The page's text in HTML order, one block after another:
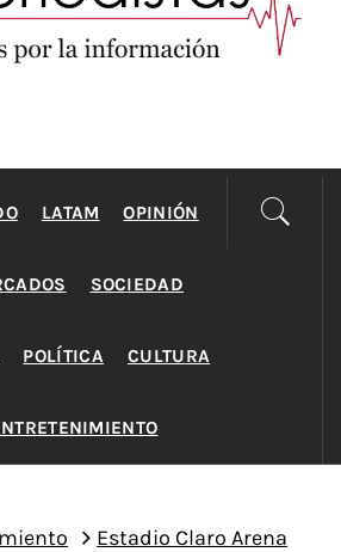
LATAM OPINIÓN
SOCIEDAD
POLÍTICA CULTURA
Estadio Claro Arena